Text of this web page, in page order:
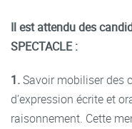
Il est attendu des
SPECTACLE :
1.Savoir mobiliser des
d’expression écrite et
raisonnement. Cette